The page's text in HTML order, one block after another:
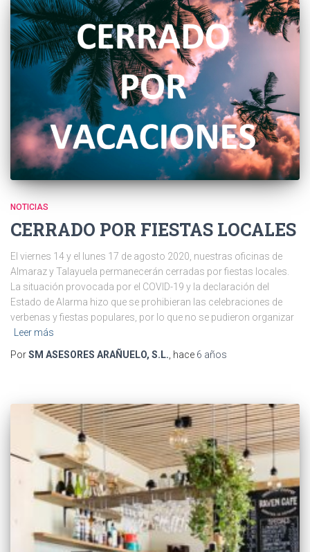
NOTICIAS
CERRADO POR FIESTAS LOCALES
El viernes 14 y el lunes 17 de agosto 2020, nuestras oficinas de
Almaraz y Talayuela permanecerán cerradas por fiestas locales.
La situación provocada por el COVID-19 y la declaración del
Estado de Alarma hizo que se prohibieran las celebraciones de
verbenas y fiestas populares, por lo que no se pudieron organizar
Leer más
PorSM ASESORES ARAÑUELO, S.L. , hace 6 años